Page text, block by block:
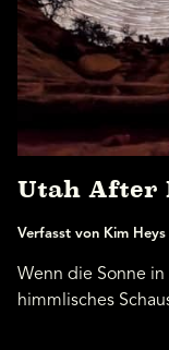
Utah After
Verfasst von Kim Heys
Wenn die Sonne
himmlisches